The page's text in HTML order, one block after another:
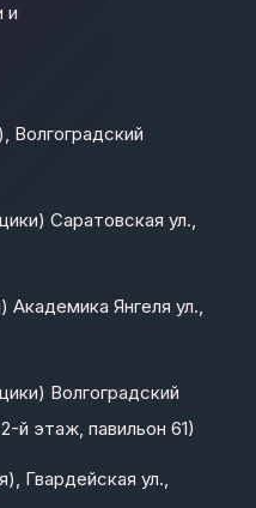
и
Волгоградский
Саратовская ул.,
Янгеля ул.,
Волгоградский
й этаж, павильон 61)
Гвардейская ул.,